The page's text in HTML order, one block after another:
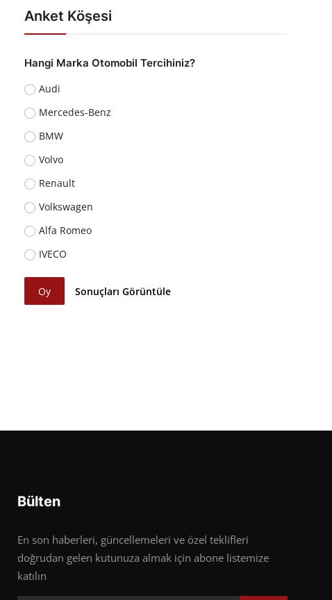
Anket Köşesi
Hangi Marka Otomobil Tercihiniz?
Audi
Mercedes-Benz
BMW
Volvo
Renault
Volkswagen
Alfa Romeo
IVECO
Oy Sonuçları Görüntüle
Bülten
En son haberleri, güncellemeleri ve özel teklifleri
doğrudan gelen kutunuza almak için abone listemize
katılın